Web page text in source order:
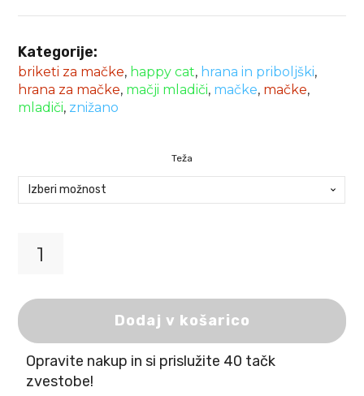
Kategorije:
briketi za mačke, happy cat, hrana in priboljški,
hrana za mačke, mačji mladiči, mačke, mačke,
mladiči, znižano
Teža
Minkas
Kitten
količina
Dodaj v košarico
Opravite nakup in si prislužite 40 tačk
zvestobe!